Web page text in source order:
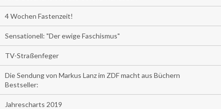
4 Wochen Fastenzeit!
Sensationell: "Der ewige Faschismus"
TV-Straßenfeger
Die Sendung von Markus Lanz im ZDF macht aus Büchern
Bestseller:
Jahrescharts 2019